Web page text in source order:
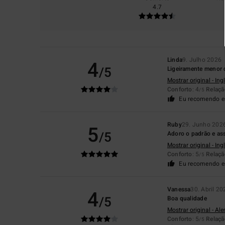
4.7
4/5
Linda9. Julho 2026
Ligeiramente menor
Mostrar original -
Conforto: 4/5
Eu recomendo
5/5
Ruby29. Junho
Adoro o padrão e
Mostrar original -
Conforto: 5/5
Eu recomendo
4/5
Vanessa30. Abril
Boa qualidade
Mostrar original -
Conforto: 5/5